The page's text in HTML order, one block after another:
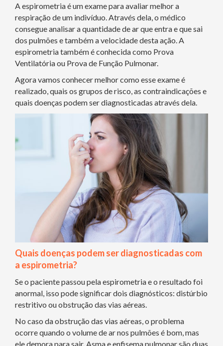
A espirometria é um exame para avaliar melhor a
respiração de um indivíduo. Através dela, o médico
consegue analisar a quantidade de ar que entra e que sai
dos pulmões e também a velocidade desta ação. A
espirometria também é conhecida como Prova
Ventilatória ou Prova de Função Pulmonar.
Agora vamos conhecer melhor como esse exame é
realizado, quais os grupos de risco, as contraindicações e
quais doenças podem ser diagnosticadas através dela.
Quais doenças podem ser diagnosticadas com
a espirometria?
Se o paciente passou pela espirometria e o resultado foi
anormal, isso pode significar dois diagnósticos: distúrbio
restritivo ou obstrução das vias aéreas.
No caso da obstrução das vias aéreas, o problema
ocorre quando o volume de ar nos pulmões é bom, mas
ele demora para sair. Asma e enfisema pulmonar são duas